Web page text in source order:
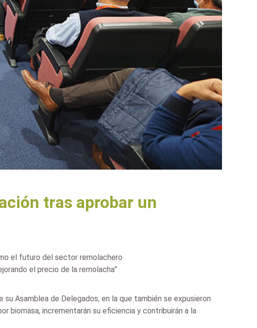
tras aprobar un
el futuro del sector remolachero
el precio de la remolacha”
Asamblea de Delegados, en la que también se expusieron
biomasa, incrementarán su eficiencia y contribuirán a la